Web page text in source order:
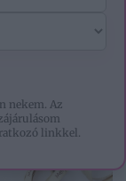
nekem. Az
linkkel.